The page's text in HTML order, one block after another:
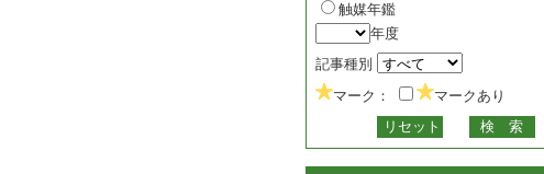
触媒年鑑
年度
記事種別
マーク：
マークあり